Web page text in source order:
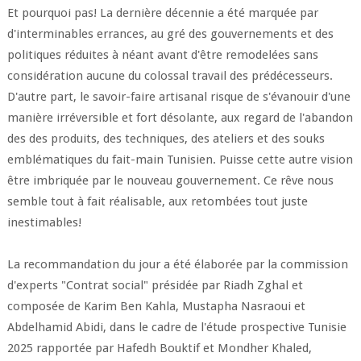
Et pourquoi pas! La dernière décennie a été marquée par
d'interminables errances, au gré des gouvernements et des
politiques réduites à néant avant d'être remodelées sans
considération aucune du colossal travail des prédécesseurs.
D'autre part, le savoir-faire artisanal risque de s'évanouir d'une
manière irréversible et fort désolante, aux regard de l'abandon
des des produits, des techniques, des ateliers et des souks
emblématiques du fait-main Tunisien. Puisse cette autre vision
être imbriquée par le nouveau gouvernement. Ce rêve nous
semble tout à fait réalisable, aux retombées tout juste
inestimables!
La recommandation du jour a été élaborée par la commission
d'experts "Contrat social" présidée par Riadh Zghal et
composée de Karim Ben Kahla, Mustapha Nasraoui et
Abdelhamid Abidi, dans le cadre de l'étude prospective Tunisie
2025 rapportée par Hafedh Bouktif et Mondher Khaled,